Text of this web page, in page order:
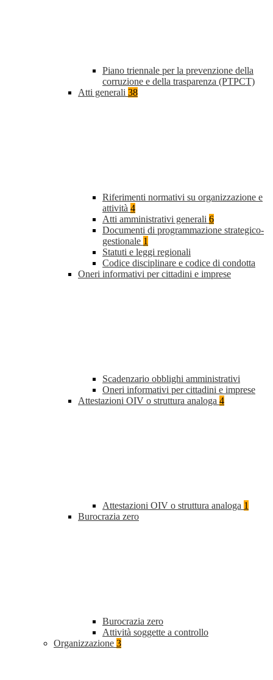
Piano triennale per la prevenzione della
corruzione e della trasparenza (PTPCT)
Atti generali 38
Riferimenti normativi su organizzazione e
attività 4
Atti amministrativi generali 6
Documenti di programmazione strategico-
gestionale 1
Statuti e leggi regionali
Codice disciplinare e codice di condotta
Oneri informativi per cittadini e imprese
Scadenzario obblighi amministrativi
Oneri informativi per cittadini e imprese
Attestazioni OIV o struttura analoga 4
Attestazioni OIV o struttura analoga 1
Burocrazia zero
Burocrazia zero
Attività soggette a controllo
Organizzazione 3